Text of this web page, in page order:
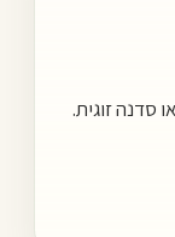
סדנה זוגית.